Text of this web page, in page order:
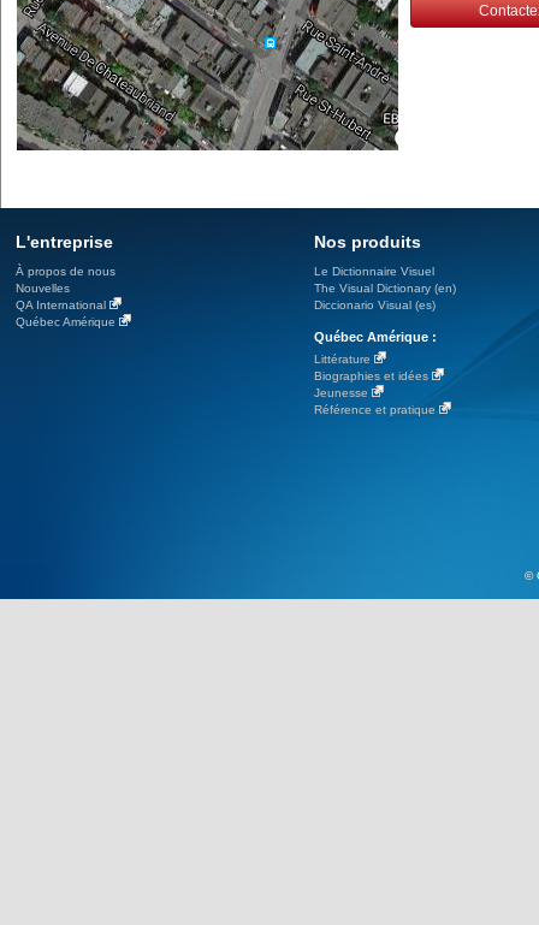
L'entreprise
À propos de nous
Nouvelles
QA International
Québec Amérique
Nos produits
Le Dictionnaire Visuel
The Visual Dictionary (en)
Diccionario Visual (es)
Québec Amérique :
Littérature
Biographies et idées
Jeunesse
Référence et pratique
©